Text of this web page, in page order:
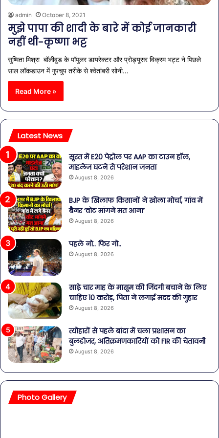
admin October 8, 2021
मुझे पापा की शादी के बारे में कोई जानकारी
नहीं थी-कृष्णा भट्ट
सुष्मिता मिश्रा बॉलीवुड के पॉपुलर डायरेक्टर और प्रोड्यूसर विक्रम भट्ट ने पिछले
साल लॉकडाउन में गुपचुप तरीके से श्वेतांबरी सोनी…
Read More »
Latest News
सूरत में E20 पेट्रोल पर AAP का टाउन हॉल,
माइलेज घटने से परेशान जनता
August 8, 2026
BJP के खिलाफ किसानों ने खोला मोर्चा, गांव में
बैनर ‘वोट मांगने मत आना’
August 8, 2026
पहले नो.. फिर गो..
August 8, 2026
साढ़े चार माह के मासूम की जिंदगी बचाने के लिए
चाहिए 10 करोड़, पिता ने लगाई मदद की गुहार
August 8, 2026
त्योहारों से पहले बांदा में चला प्रशासन का
बुलडोजर, अतिक्रमणकारियों को FIR की चेतावनी
August 8, 2026
Photo Gallery